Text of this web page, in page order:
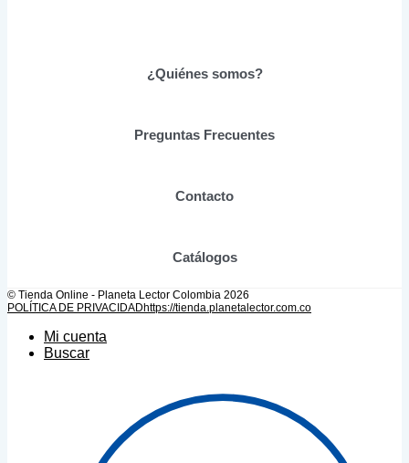
en
producto
¿Quiénes somos?
Preguntas Frecuentes
Contacto
Catálogos
© Tienda Online - Planeta Lector Colombia 2026
POLÍTICA DE PRIVACIDADhttps://tienda.planetalector.com.co
Mi cuenta
Buscar